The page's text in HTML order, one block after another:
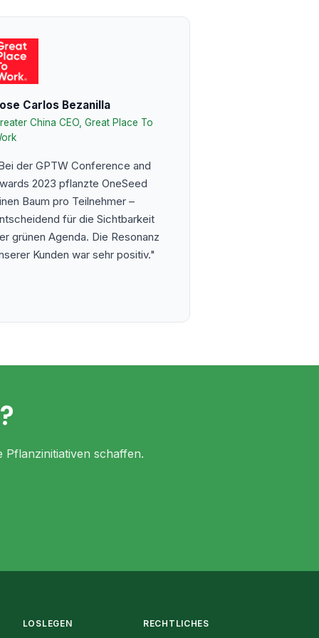
Carlos Bezanilla
China CEO, Great Place To
der GPTW Conference and
2023 pflanzte OneSeed
Baum pro Teilnehmer –
für die Sichtbarkeit
grünen Agenda. Die Resonanz
Kunden war sehr positiv."
schaffen.
LOSLEGEN RECHTLICHES